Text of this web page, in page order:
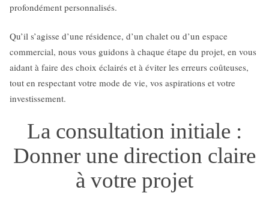
profondément personnalisés.
Qu’il s’agisse d’une résidence, d’un chalet ou d’un espace
commercial, nous vous guidons à chaque étape du projet, en vous
aidant à faire des choix éclairés et à éviter les erreurs coûteuses,
tout en respectant votre mode de vie, vos aspirations et votre
investissement.
La consultation initiale :
Donner une direction claire
à votre projet